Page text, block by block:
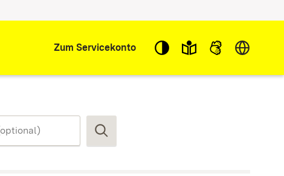
Zum Servicekonto Sprache
Suchen